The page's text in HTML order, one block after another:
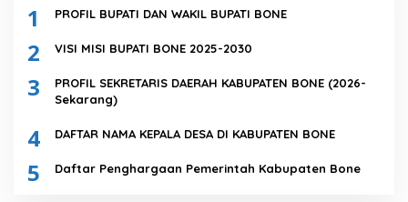
1 PROFIL BUPATI DAN WAKIL BUPATI BONE
2 VISI MISI BUPATI BONE 2025-2030
3
PROFIL SEKRETARIS DAERAH KABUPATEN BONE (2026-
Sekarang)
4 DAFTAR NAMA KEPALA DESA DI KABUPATEN BONE
5 Daftar Penghargaan Pemerintah Kabupaten Bone